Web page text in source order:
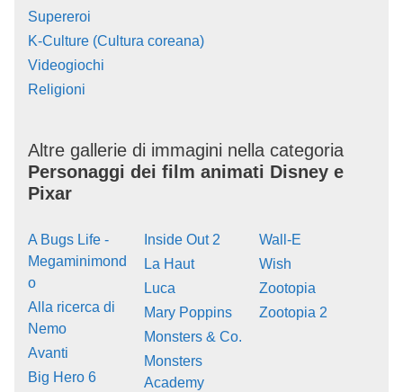
Supereroi
K-Culture (Cultura coreana)
Videogiochi
Religioni
Altre gallerie di immagini nella categoria
Personaggi dei film animati Disney e
Pixar
A Bugs Life -
Megaminimond
o
Alla ricerca di
Nemo
Avanti
Big Hero 6
Inside Out 2
La Haut
Luca
Mary Poppins
Monsters & Co.
Monsters
Academy
Wall-E
Wish
Zootopia
Zootopia 2